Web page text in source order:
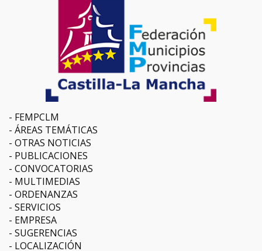
FEMPCLM
ÁREAS TEMÁTICAS
OTRAS NOTICIAS
PUBLICACIONES
CONVOCATORIAS
MULTIMEDIAS
ORDENANZAS
SERVICIOS
EMPRESA
SUGERENCIAS
LOCALIZACIÓN